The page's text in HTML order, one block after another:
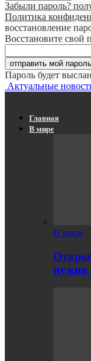
Забыли пароль?
Политика
восстановление
Восстановите свой
Пароль будет
Актуальные
Главная
В мире
В мире
нужно